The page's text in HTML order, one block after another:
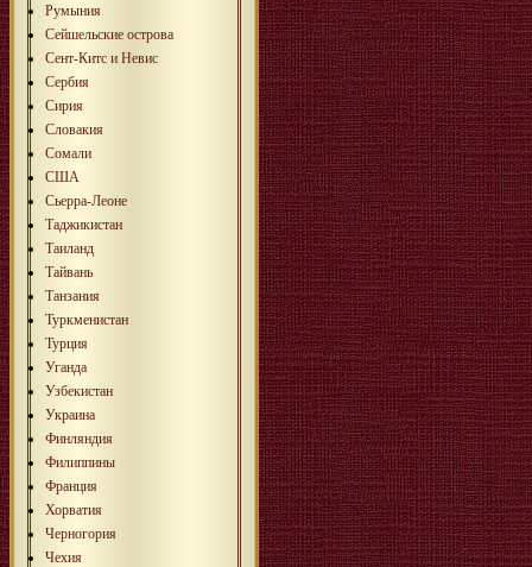
Румыния
Сейшельские острова
Сент-Китс и Невис
Сербия
Сирия
Словакия
Сомали
США
Сьерра-Леоне
Таджикистан
Таиланд
Тайвань
Танзания
Туркменистан
Турция
Уганда
Узбекистан
Украина
Финляндия
Филиппины
Франция
Хорватия
Черногория
Чехия